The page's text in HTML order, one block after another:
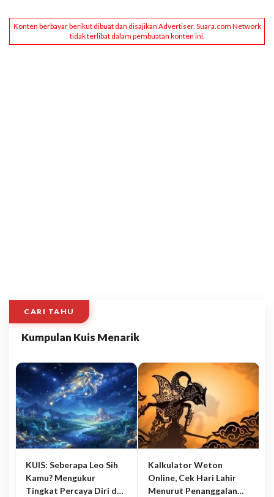
CARI TAHU
Kumpulan Kuis Menarik
KUIS: Seberapa Leo Sih
Kamu? Mengukur
Tingkat Percaya Diri dan
Kalkulator Weton
Online, Cek Hari Lahir
Menurut Penanggalan